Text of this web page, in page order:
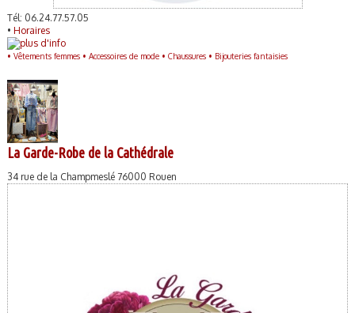
Tél: 06.24.77.57.05
• Horaires
• Vêtements femmes • Accessoires de mode • Chaussures • Bijouteries fantaisies
La Garde-Robe de la Cathédrale
34 rue de la Champmeslé 76000 Rouen